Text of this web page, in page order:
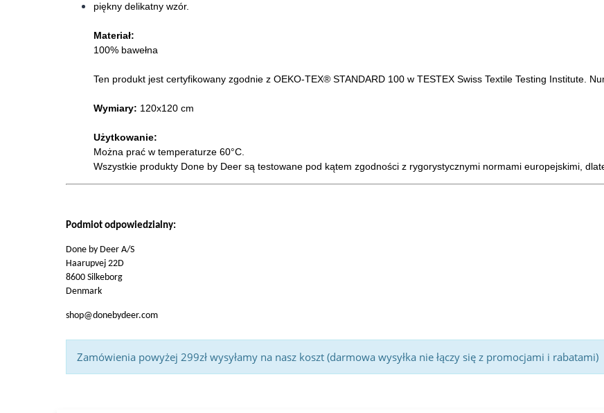
piękny delikatny wzór.
Materiał:
100% bawełna
Ten produkt jest certyfikowany zgodnie z OEKO-TEX® STANDARD 100 w TESTEX Swiss Textile Testing Institute.
Wymiary: 120x120 cm
Użytkowanie:
Można prać w temperaturze 60°C.
Wszystkie produkty Done by Deer są testowane pod kątem zgodności z rygorystycznymi normami europejskimi,
Podmiot odpowiedzialny:
Done by Deer A/S
Haarupvej 22D
8600 Silkeborg
Denmark
shop@donebydeer.com
Zamówienia powyżej 299zł wysyłamy na nasz koszt (darmowa wysyłka nie łączy się z promocjami i rabatami)